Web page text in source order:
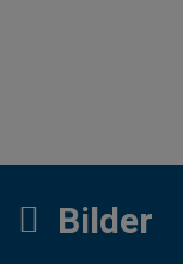
Bilder